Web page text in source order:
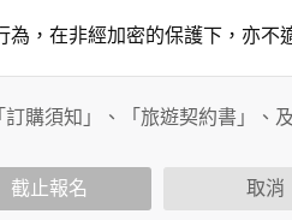
，在非經加密的保護下，亦不
個人的資料，其範圍如下：
備的 IP 位址、使用時間、使
訂購須知」、「旅遊契約書」、
截止報名 取消